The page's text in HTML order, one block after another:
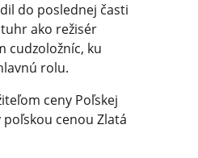
do poslednej časti
ako režisér
cudzoložníc, ku
rolu.
ceny Poľskej
cenou Zlatá